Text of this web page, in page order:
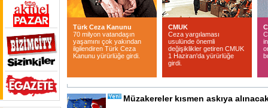
Türk Ceza Kanunu
70 milyon vatandaşın
yaşamını çok yakından
ilgilendiren Türk Ceza
Kanunu yürürlüğe girdi.
CMUK
Ceza yargılaması
usulünde önemli
değişiklikler getiren CMUK
1 Haziran'da yürürlüğe
girdi.
Müzakereler kısmen askıya